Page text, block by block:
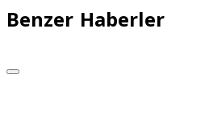
Benzer Haberler